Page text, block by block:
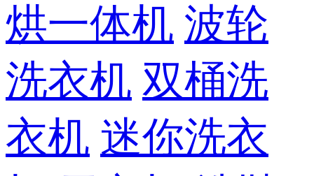
烘一体机 波轮
洗衣机 双桶洗
衣机 迷你洗衣